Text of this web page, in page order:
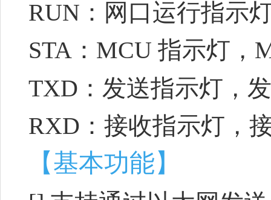
RUN：网口运行指示
STA：MCU 指示灯，
TXD：发送指示灯，
RXD：接收指示灯，
【基本功能】